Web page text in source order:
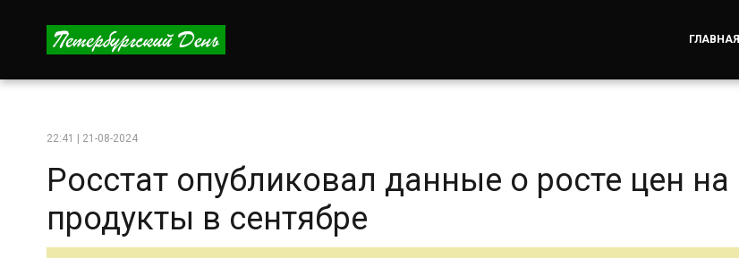
ГЛАВНАЯ
22:41 | 21-08-2024
Росстат опубликовал данные о росте цен на
продукты в сентябре